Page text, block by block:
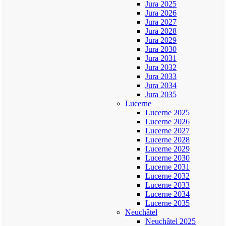
Jura 2025
Jura 2026
Jura 2027
Jura 2028
Jura 2029
Jura 2030
Jura 2031
Jura 2032
Jura 2033
Jura 2034
Jura 2035
Lucerne
Lucerne 2025
Lucerne 2026
Lucerne 2027
Lucerne 2028
Lucerne 2029
Lucerne 2030
Lucerne 2031
Lucerne 2032
Lucerne 2033
Lucerne 2034
Lucerne 2035
Neuchâtel
Neuchâtel 2025